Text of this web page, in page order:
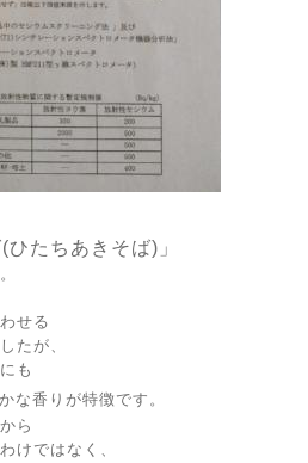
たちあきそば)」
せる
たが、
も
な香りが特徴です。
ら
けではなく、